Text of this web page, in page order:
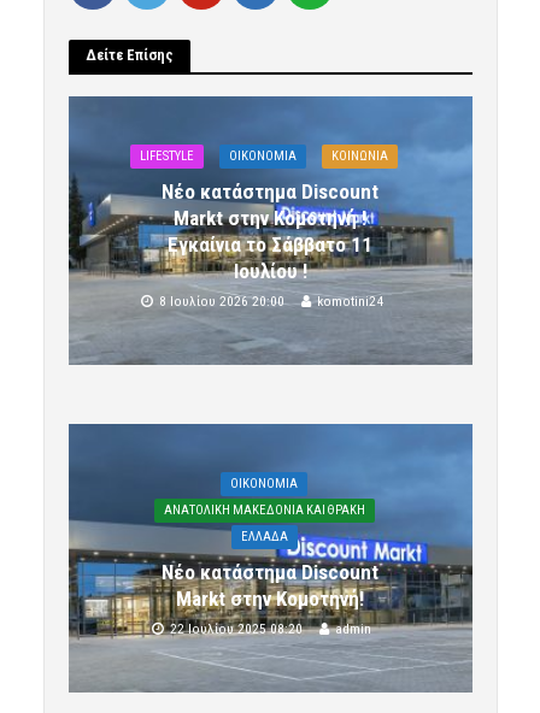
Δείτε Επίσης
LIFESTYLE OIKONOMIA ΚΟΙΝΩΝΙΑ
Νέο κατάστημα Discount
Markt στην Κομοτηνή !
Εγκαίνια το Σάββατο 11
Ιουλίου !
8 Ιουλίου 2026 20:00 komotini24
OIKONOMIA
ΑΝΑΤΟΛΙΚΗ ΜΑΚΕΔΟΝΙΑ ΚΑΙ ΘΡΑΚΗ
ΕΛΛΑΔΑ
Νέο κατάστημα Discount
Markt στην Κομοτηνή!
22 Ιουλίου 2025 08:20 admin